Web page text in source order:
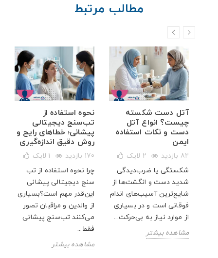
مطالب مرتبط
نحوه استفاده از
تب‌سنج دیجیتالی
پیشانی؛ خطاهای رایج و
روش دقیق اندازه‌گیری
170 بازدید 1 لایک
چرا نحوه استفاده از تب
سنج دیجیتالی پیشانی
این‌قدر مهم است؟بسیاری
از والدین و مراقبان تصور
می‌کنند تب‌سنج پیشانی
فقط...
مشاهده بیشتر
آتل دست شکسته
چیست؟ انواع آتل
دست و نکات استفاده
ایمن
82 بازدید 2 لایک
شکستگی یا ضرب‌دیدگی
شدید دست و انگشت‌ها از
شایع‌ترین آسیب‌های اندام
فوقانی است و در بسیاری
از موارد نیاز به بی‌حرکت...
مشاهده بیشتر